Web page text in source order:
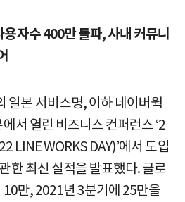
자수 400만 돌파, 사내 커뮤니
일본 서비스명, 이하 네이버웍
서 열린 비즈니스 컨퍼런스 ‘2
LINE WORKS DAY)’에서 도입
한 최신 실적을 발표했다. 글로
10만, 2021년 3분기에 25만을